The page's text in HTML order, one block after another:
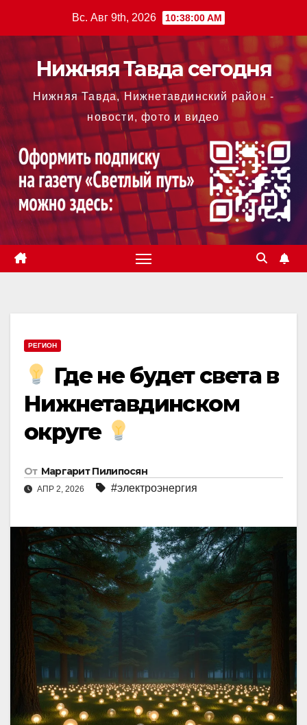
содержимому
Вс. Авг 9th, 2026 10:38:01 AM
Нижняя Тавда сегодня
Нижняя Тавда, Нижнетавдинский район -
новости, фото и видео
РЕГИОН
Где не будет света в
Нижнетавдинском
округе
От Маргарит Пилипосян
АПР 2, 2026 #электроэнергия